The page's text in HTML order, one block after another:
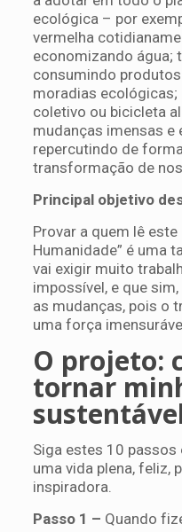
ecológica – por
vermelha
economizando água;
consumindo
moradias
coletivo ou bicicleta
mudanças imensas
repercutindo de
transformação de
Principal objetivo
Provar a quem lê
Humanidade” é uma
vai exigir muito
impossível, e que
as mudanças, pois o
uma força
O projeto:
tornar
Siga estes 10
uma vida plena, feliz,
inspiradora.
Passo 1 – Quando